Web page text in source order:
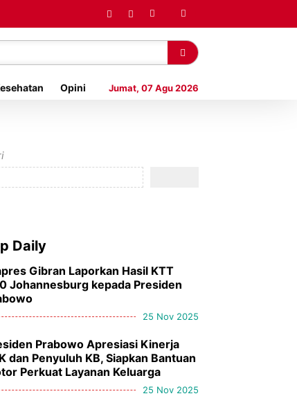
Opini Jumat, 07 Agu 2026
Daily
Gibran Laporkan Hasil KTT
Johannesburg kepada Presiden
25 Nov 2025
Prabowo Apresiasi Kinerja
dan Penyuluh KB, Siapkan Bantuan
Perkuat Layanan Keluarga
25 Nov 2025